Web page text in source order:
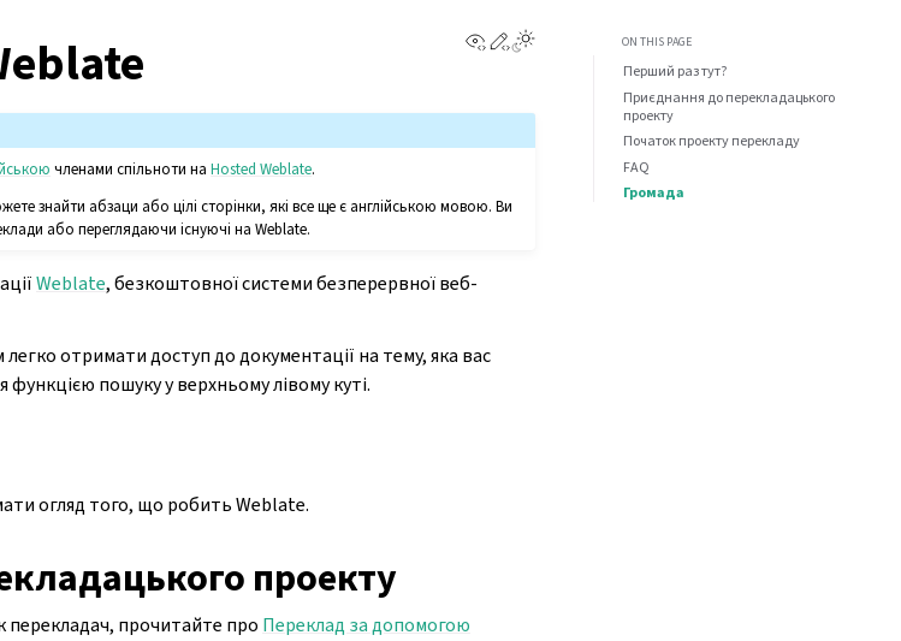
View this page
Edit this page
членами спільноти наHosted Weblate.
знайти абзаци або цілі сторінки, які все ще є англійською мовою. Ви
або переглядаючи існуючі на Weblate.
Weblate, безкоштовної системи безперервної веб-
легко отримати доступ до документації на тему, яка вас
пошуку у верхньому лівому куті.
огляд того, що робить Weblate.
проекту
перекладач, прочитайте про Переклад за допомогою
ON THIS PAGE
Перший раз тут?
Приєднання до перекладацького
проекту
Початок проекту перекладу
FAQ
Громада